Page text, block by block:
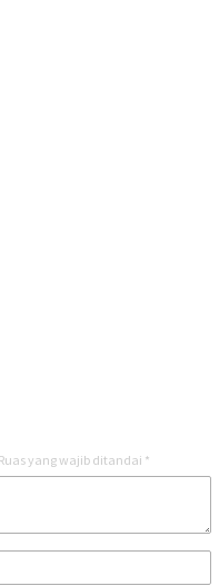
Ruas yang wajib ditandai *